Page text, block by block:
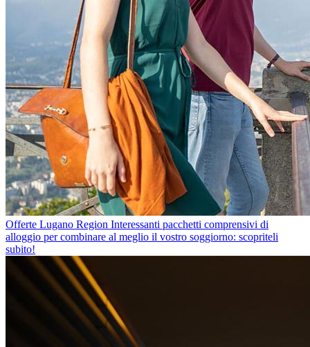
Offerte Lugano Region Interessanti pacchetti comprensivi di
alloggio per combinare al meglio il vostro soggiorno: scopriteli
subito!